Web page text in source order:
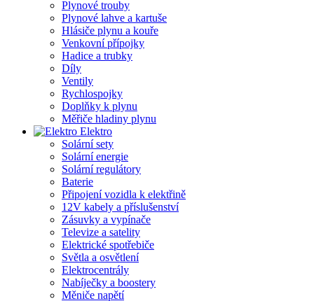
Plynové trouby
Plynové lahve a kartuše
Hlásiče plynu a kouře
Venkovní přípojky
Hadice a trubky
Díly
Ventily
Rychlospojky
Doplňky k plynu
Měřiče hladiny plynu
Elektro
Solární sety
Solární energie
Solární regulátory
Baterie
Připojení vozidla k elektřině
12V kabely a příslušenství
Zásuvky a vypínače
Televize a satelity
Elektrické spotřebiče
Světla a osvětlení
Elektrocentrály
Nabíječky a boostery
Měniče napětí